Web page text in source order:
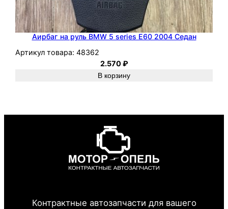
Аирбаг на руль BMW 5 series E60 2004 Седан
Артикул товара: 48362
2.570₽
В корзину
Контрактные автозапчасти для вашего